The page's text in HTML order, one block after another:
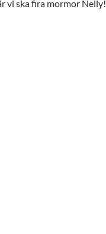
vi ska fira mormor Nelly!